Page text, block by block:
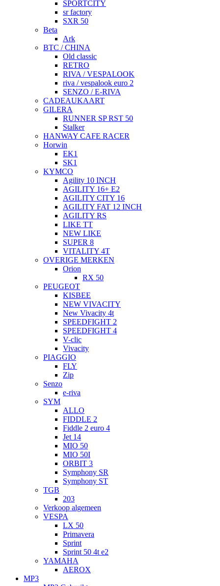
SPORTCITY
sr factory
SXR 50
Beta
Ark
BTC / CHINA
Old classic
RETRO
RIVA / VESPALOOK
riva / vespalook euro 2
SENZO / E-RIVA
CADEAUKAART
GILERA
RUNNER SP RST 50
Stalker
HANWAY CAFE RACER
Horwin
EK1
SK1
KYMCO
Agility 10 INCH
AGILITY 16+ E2
AGILITY CITY 16
AGILITY FAT 12 INCH
AGILITY RS
LIKE TT
NEW LIKE
SUPER 8
VITALITY 4T
OVERIGE MERKEN
Orion
RX 50
PEUGEOT
KISBEE
NEW VIVACITY
New Vivacity 4t
SPEEDFIGHT 2
SPEEDFIGHT 4
V-clic
Vivacity
PIAGGIO
FLY
Zip
Senzo
e-riva
SYM
ALLO
FIDDLE 2
Fiddle 2 euro 4
Jet 14
MIO 50
MIO 50I
ORBIT 3
Symphony SR
Symphony ST
TGB
203
Verkoop algemeen
VESPA
LX 50
Primavera
Sprint
Sprint 50 4t e2
YAMAHA
AEROX
MP3